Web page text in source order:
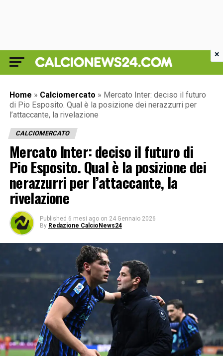
Home » Calciomercato » Mercato Inter: deciso il futuro
di Pio Esposito. Qual è la posizione dei nerazzurri per
l’attaccante, la rivelazione
CALCIOMERCATO
Mercato Inter: deciso il futuro di
Pio Esposito. Qual è la posizione dei
nerazzurri per l’attaccante, la
rivelazione
Published 6 mesi ago on 24 Gennaio 2026
By Redazione CalcioNews24
×